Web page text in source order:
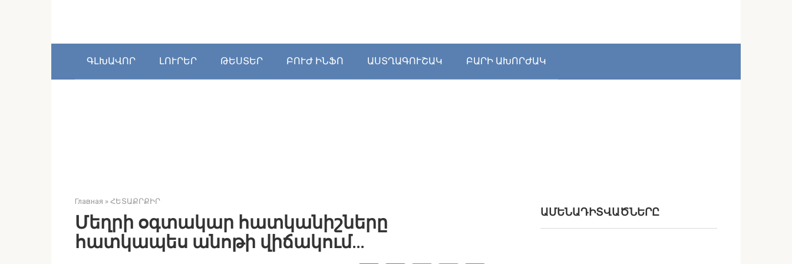
ԳԼԽԱՎՈՐ ԼՈՒՐԵՐ ԹԵՍՏԵՐ ԲՈՒԺ ԻՆՖՈ ԱՍՏՂԱԳՈՒՇԱԿ ԲԱՐԻ ԱԽՈՐԺԱԿ
Главная » ՀԵՏԱՔՐՔԻՐ
Մեղրի օգտակար հատկանիշները
հատկապես անոթի վիճակում…
ԱՄԵՆԱԴԻՏՎԱԾՆԵՐԸ